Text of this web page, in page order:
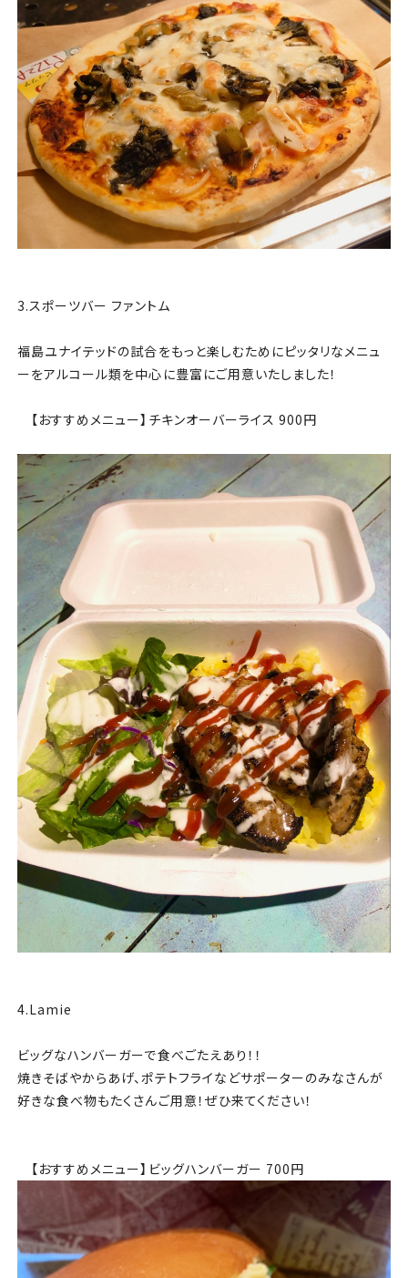
3.スポーツバー ファントム
福島ユナイテッドの試合をもっと楽しむためにピッタリなメニュ
ーをアルコール類を中心に豊富にご用意いたしました！
【おすすめメニュー】チキンオーバーライス 900円
4.Lamie
ビッグなハンバーガーで食べごたえあり！！
焼きそばやからあげ、ポテトフライなどサポーターのみなさんが
好きな食べ物もたくさんご用意！ぜひ来てください！
【おすすめメニュー】ビッグハンバーガー 700円